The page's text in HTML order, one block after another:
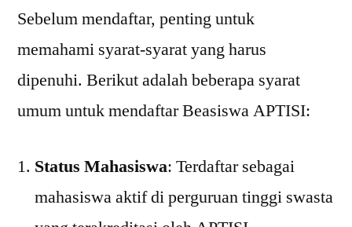
Sebelum mendaftar, penting untuk
memahami syarat-syarat yang harus
dipenuhi. Berikut adalah beberapa syarat
umum untuk mendaftar Beasiswa APTISI:
Status Mahasiswa: Terdaftar sebagai
mahasiswa aktif di perguruan tinggi swasta